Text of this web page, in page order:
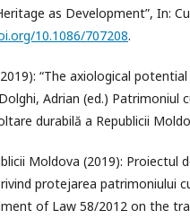
as Development”, In:
10.1086/707208.
“The axiological
Adrian (ed.) Patrimoniul
durabilă a Republicii
Moldova (2019): Proiectul
рrоtеjаrеа patrimoniului
of Law 58/2012 on the